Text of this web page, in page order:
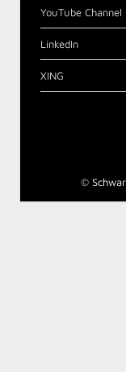
YouTube Channel
LinkedIn
XING
©